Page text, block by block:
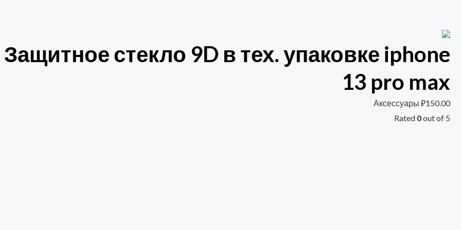
Защитное стекло 9D в тех. упаковке iphone
13 pro max
Аксессуары ₽150.00
Rated 0out of 5